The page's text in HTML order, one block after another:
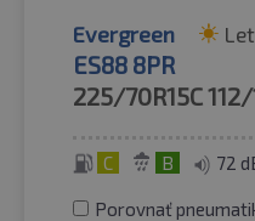
Evergreen
ES88 8PR
225/70R15C
C B 72
Porovnať